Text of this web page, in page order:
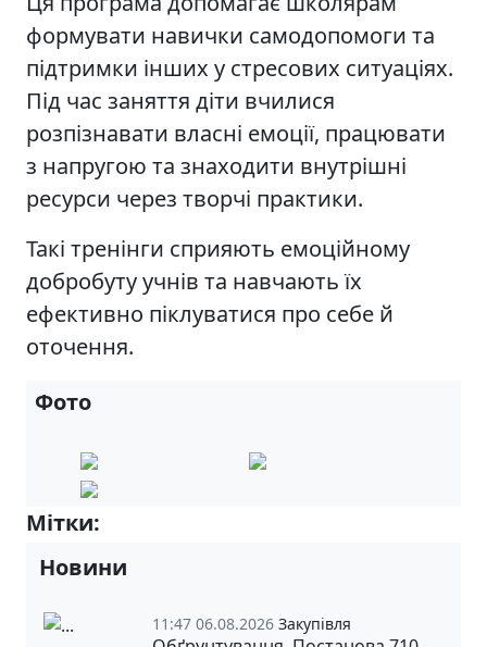
формувати навички самодопомоги та
підтримки інших у стресових ситуаціях.
Під час заняття діти вчилися
розпізнавати власні емоції, працювати
з напругою та знаходити внутрішні
ресурси через творчі практики.
Такі тренінги сприяють емоційному
добробуту учнів та навчають їх
ефективно піклуватися про себе й
оточення.
Фото
Мітки:
Новини
11:47 06.08.2026 Закупівля